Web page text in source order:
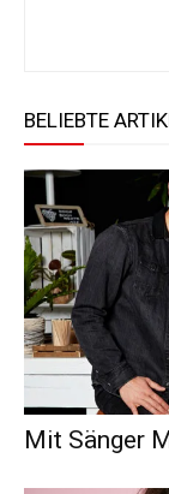
BELIEBTE
Mit Sänger